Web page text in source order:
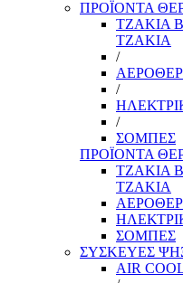
ΠΡΟΪΟΝΤΑ
ΤΖΑΚΙΑ
ΤΖΑΚΙΑ
/
/
/
ΣΟΜΠΕΣ
ΠΡΟΪΟΝΤΑ
ΤΖΑΚΙΑ
ΤΖΑΚΙΑ
ΣΟΜΠΕΣ
ΣΥΣΚΕΥΕΣ
AIR